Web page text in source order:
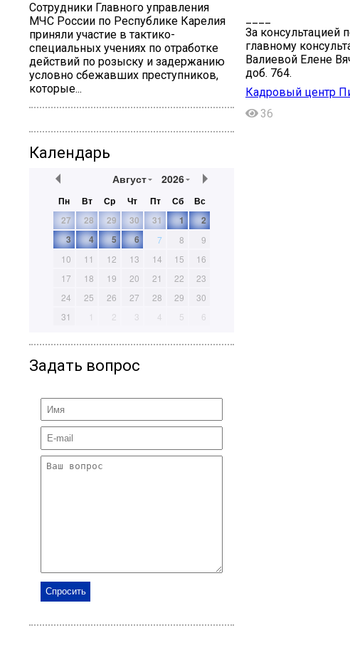
Сотрудники Главного управления
МЧС России по Республике Карелия
приняли участие в тактико-
специальных учениях по отработке
действий по розыску и задержанию
условно сбежавших преступников,
которые...
Календарь
Август 2026
Пн Вт Ср Чт Пт Сб
Вс
27
28 29 30 31 1
2
3
4 5 6 7 8
9
10
11 12 13 14 15
16
17
18 19 20 21 22
23
24
25 26 27 28 29
30
31
1 2 3 4 5 6
Задать вопрос
За консультацией
главному
Валиевой Елене
доб. 764.
Кадровый центр
36